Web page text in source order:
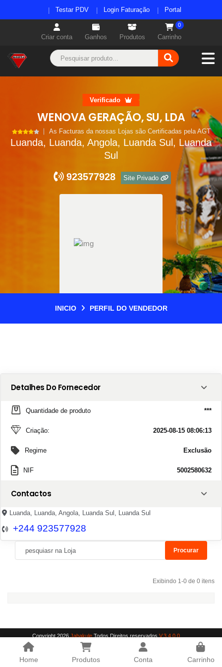
Testar PDV Login Faturação Portal
Criar conta Ganhos Produtos Carrinho
0
Home Produtos Conta Carrinho
Verificado
WENOVA GERAÇÃO, SU, LDA
As Facturas da nossas Lojas são Certificadas pela AGT
Luanda, Luanda, Angola, Luanda Sul, Luanda
Sul
923577928
Site Privado
INICIO PERFIL DO VENDEDOR
Detalhes Do Fornecedor
Quantidade de produto ***
Criação: 2025-08-15 08:06:13
Regime Exclusão
NIF 5002580632
Contactos
Luanda, Luanda, Angola, Luanda Sul, Luanda Sul
+244 923577928
Procurar
Exibindo 1-0 de 0 itens
Copyright 2026 Jabakule Todos Direitos reservados V.3.4.0.0